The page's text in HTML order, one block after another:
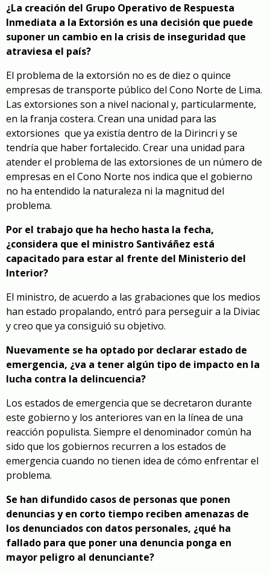
¿La creación del Grupo Operativo de Respuesta
Inmediata a la Extorsión es una decisión que puede
suponer un cambio en la crisis de inseguridad que
atraviesa el país?
El problema de la extorsión no es de diez o quince
empresas de transporte público del Cono Norte de Lima.
Las extorsiones son a nivel nacional y, particularmente,
en la franja costera. Crean una unidad para las
extorsiones que ya existía dentro de la Dirincri y se
tendría que haber fortalecido. Crear una unidad para
atender el problema de las extorsiones de un número de
empresas en el Cono Norte nos indica que el gobierno
no ha entendido la naturaleza ni la magnitud del
problema.
Por el trabajo que ha hecho hasta la fecha,
¿considera que el ministro Santiváñez está
capacitado para estar al frente del Ministerio del
Interior?
El ministro, de acuerdo a las grabaciones que los medios
han estado propalando, entró para perseguir a la Diviac
y creo que ya consiguió su objetivo.
Nuevamente se ha optado por declarar estado de
emergencia, ¿va a tener algún tipo de impacto en la
lucha contra la delincuencia?
Los estados de emergencia que se decretaron durante
este gobierno y los anteriores van en la línea de una
reacción populista. Siempre el denominador común ha
sido que los gobiernos recurren a los estados de
emergencia cuando no tienen idea de cómo enfrentar el
problema.
Se han difundido casos de personas que ponen
denuncias y en corto tiempo reciben amenazas de
los denunciados con datos personales, ¿qué ha
fallado para que poner una denuncia ponga en
mayor peligro al denunciante?